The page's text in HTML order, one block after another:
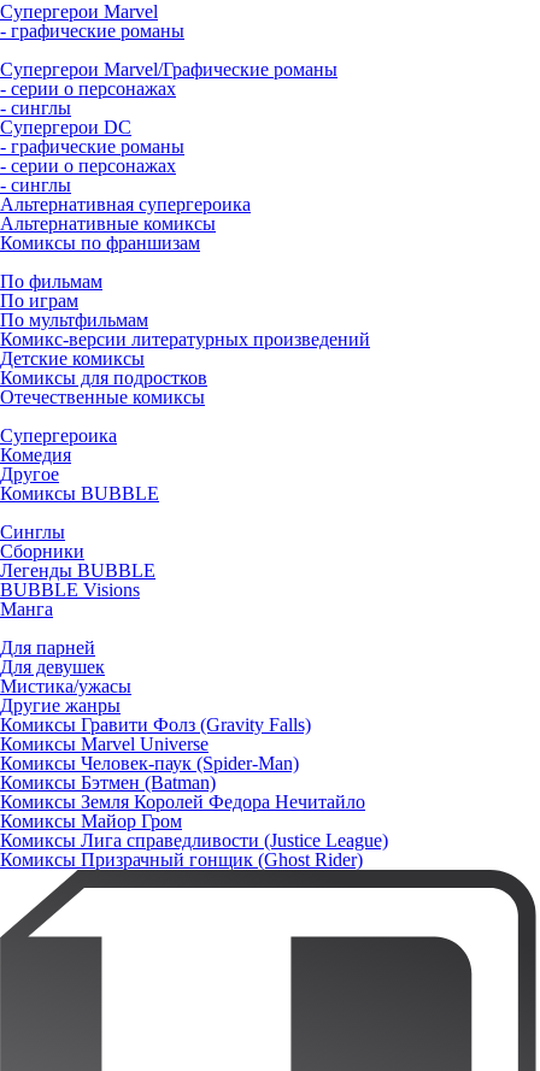
Супергерои Marvel
- графические романы
Супергерои Marvel/Графические романы
- серии о персонажах
- синглы
Супергерои DC
- графические романы
- серии о персонажах
- синглы
Альтернативная супергероика
Альтернативные комиксы
Комиксы по франшизам
По фильмам
По играм
По мультфильмам
Комикс-версии литературных произведений
Детские комиксы
Комиксы для подростков
Отечественные комиксы
Супергероика
Комедия
Другое
Комиксы BUBBLE
Синглы
Сборники
Легенды BUBBLE
BUBBLE Visions
Манга
Для парней
Для девушек
Мистика/ужасы
Другие жанры
Комиксы Гравити Фолз (Gravity Falls)
Комиксы Marvel Universe
Комиксы Человек-паук (Spider-Man)
Комиксы Бэтмен (Batman)
Комиксы Земля Королей Федора Нечитайло
Комиксы Майор Гром
Комиксы Лига справедливости (Justice League)
Комиксы Призрачный гонщик (Ghost Rider)